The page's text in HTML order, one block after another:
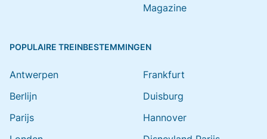
Magazine
POPULAIRE TREINBESTEMMINGEN
Antwerpen
Berlijn
Parijs
Frankfurt
Duisburg
Hannover